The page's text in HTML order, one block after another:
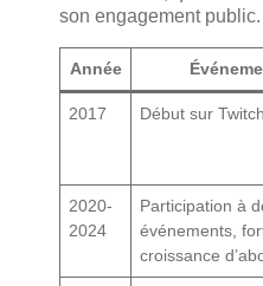
son engagement public.
Année
2017 Début sur Twitch
2020-
2024
Participation à
événements,
croissance